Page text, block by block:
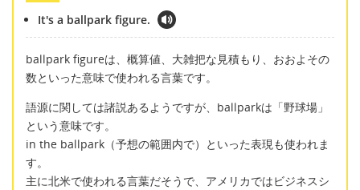
It's a ballpark figure.
ballpark figureは、概算値、大雑把な見積もり、おおよその
数といった意味で使われる言葉です。
語源に関しては諸説あるようですが、ballparkは「野球場」
という意味です。
in the ballpark（予想の範囲内で）といった表現も使われま
す。
主に北米で使われる言葉だそうで、アメリカではビジネスシ